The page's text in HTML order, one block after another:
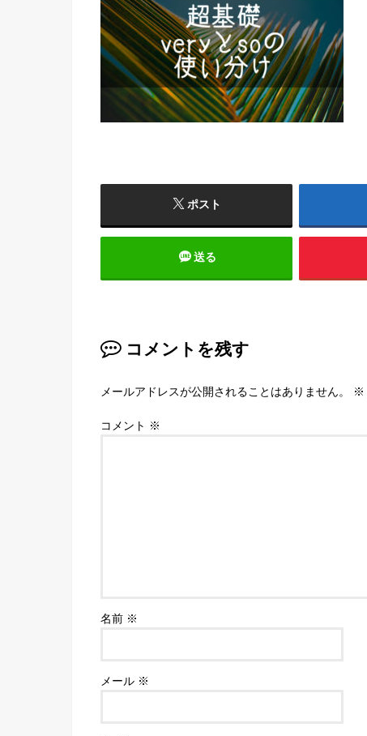
ポスト
送る
コメントを残す
メールアドレスが公開されることはありません。 ※
コメント ※
名前 ※
メール ※